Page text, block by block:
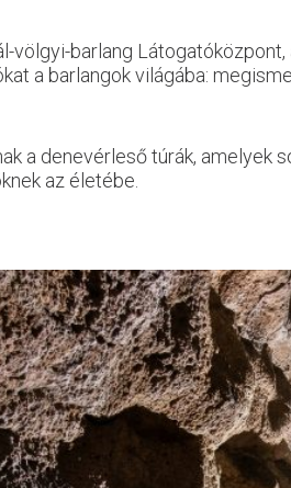
völgyi-barlang
a barlangok világába:
a denevérleső túrák,
az életébe.